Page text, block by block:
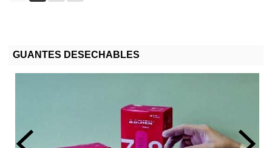
GUANTES DESECHABLES